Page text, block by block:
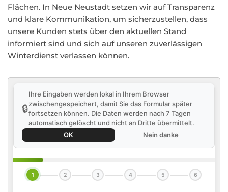
Flächen. In Neue Neustadt setzen wir auf Transparenz
und klare Kommunikation, um sicherzustellen, dass
unsere Kunden stets über den aktuellen Stand
informiert sind und sich auf unseren zuverlässigen
Winterdienst verlassen können.
🔒
Ihre Eingaben werden lokal in Ihrem Browser
zwischengespeichert, damit Sie das Formular später
fortsetzen können. Die Daten werden nach 7 Tagen
automatisch gelöscht und nicht an Dritte übermittelt.
OK
Nein danke
1 2 3 4 5 6